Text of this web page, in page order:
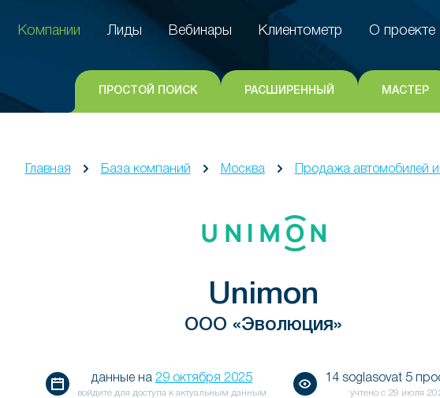
Клиентометр
Компании
Лиды Вебинары Клиентометр О проекте
ПРОСТОЙ ПОИСК РАСШИРЕННЫЙ МАСТЕР
Главная База компаний Москва Продажа автомобилей и
Unimon
ООО «Эволюция»
данные на 29 октября 2025
войдите для доступа к актуальным данным
14 soglasovat 5
учтено с 29 июля